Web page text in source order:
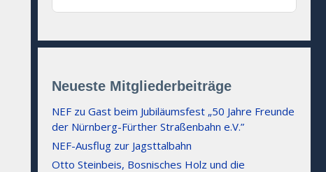
Neueste Mitgliederbeiträge
NEF zu Gast beim Jubiläumsfest „50 Jahre Freunde
der Nürnberg-Fürther Straßenbahn e.V.”
NEF-Ausflug zur Jagsttalbahn
Otto Steinbeis, Bosnisches Holz und die